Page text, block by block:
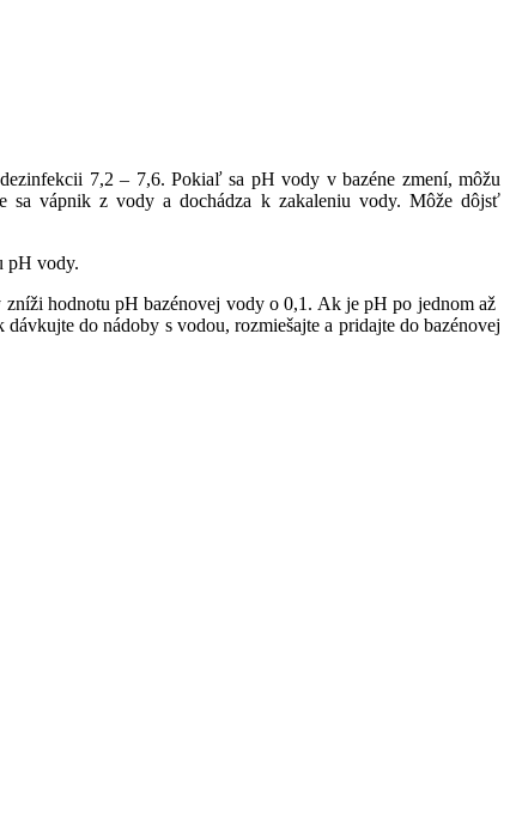
7,2 – 7,6. Pokiaľ sa pH vody v bazéne zmení, môžu
sa vápnik z vody a dochádza k zakaleniu vody. Môže dôjsť
pH vody.
zníži hodnotu pH bazénovej vody o 0,1. Ak je pH po jednom až
do nádoby s vodou, rozmiešajte a pridajte do bazénovej